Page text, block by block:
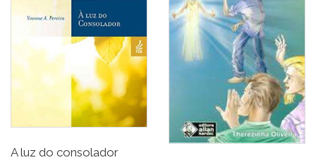
A luz do consolador